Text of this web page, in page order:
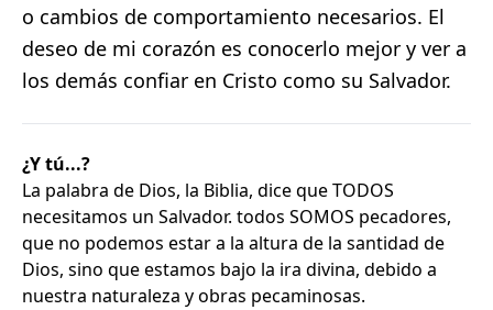
o cambios de comportamiento necesarios. El
deseo de mi corazón es conocerlo mejor y ver a
los demás confiar en Cristo como su Salvador.
¿Y tú...?
La palabra de Dios, la Biblia, dice que TODOS
necesitamos un Salvador. todos SOMOS pecadores,
que no podemos estar a la altura de la santidad de
Dios, sino que estamos bajo la ira divina, debido a
nuestra naturaleza y obras pecaminosas.